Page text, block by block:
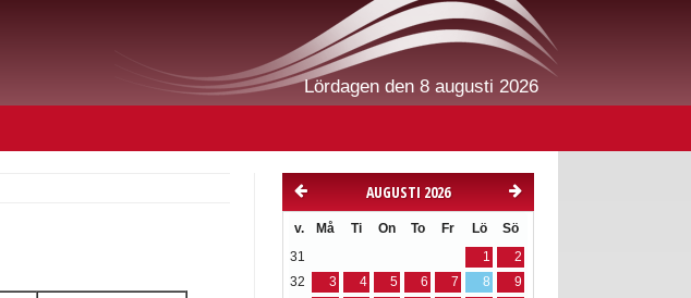
Lördagen den 8 augusti 2026
AUGUSTI 2026
v. Må Ti On To Fr Lö Sö
31 1
2
32
3 4 5 6 7 8
9